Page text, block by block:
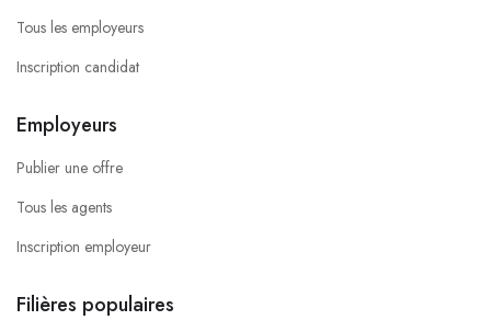
Tous les employeurs
Inscription candidat
Employeurs
Publier une offre
Tous les agents
Inscription employeur
Filières populaires